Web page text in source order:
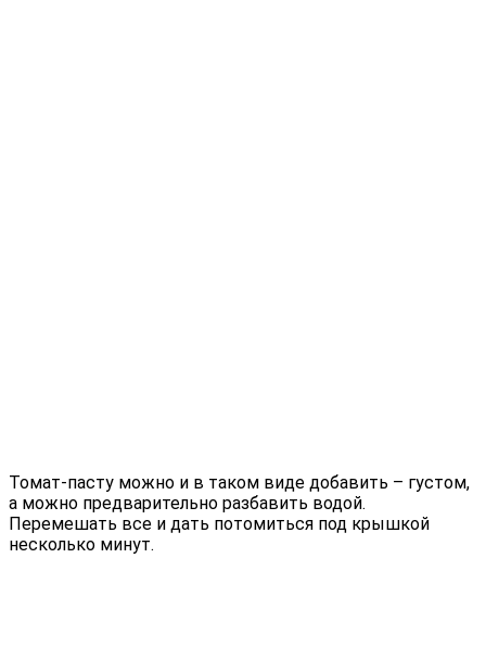
Томат-пасту можно и в таком виде добавить – густом,
а можно предварительно разбавить водой.
Перемешать все и дать потомиться под крышкой
несколько минут.